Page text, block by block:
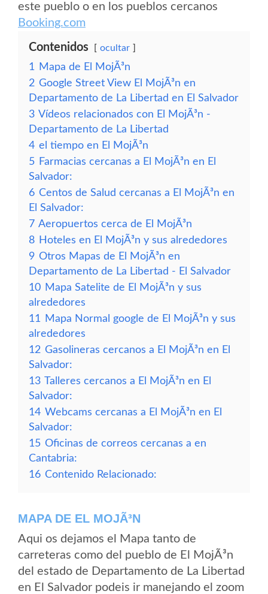
este pueblo o en los pueblos cercanos
Booking.com
Contenidos ocultar
1
Mapa de El MojÃ³n
2 Google Street View El MojÃ³n en
Departamento de La Libertad en El Salvador
3 Vídeos relacionados con El MojÃ³n -
Departamento de La Libertad
4 el tiempo en El MojÃ³n
5 Farmacias cercanas a El MojÃ³n en El
Salvador:
6 Centos de Salud cercanas a El MojÃ³n en
El Salvador:
7 Aeropuertos cerca de El MojÃ³n
8 Hoteles en El MojÃ³n y sus alrededores
9 Otros Mapas de El MojÃ³n en
Departamento de La Libertad - El Salvador
10 Mapa Satelite de El MojÃ³n y sus
alrededores
11
Mapa Normal google de El MojÃ³n y sus
alrededores
12 Gasolineras cercanos a El MojÃ³n en El
Salvador:
13 Talleres cercanos a El MojÃ³n en El
Salvador:
14 Webcams cercanas a El MojÃ³n en El
Salvador:
15 Oficinas de correos cercanas a en
Cantabria:
16 Contenido Relacionado:
MAPA DE EL MOJÃ³N
Aqui os dejamos el Mapa tanto de
carreteras como del pueblo de El MojÃ³n
del estado de Departamento de La Libertad
en El Salvador podeis ir manejando el zoom